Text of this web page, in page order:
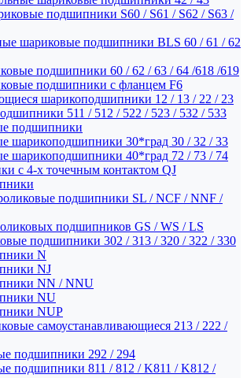
подшипники S60 / S61 / S62 / S63 /
шариковые подшипники BLS 60 / 61 / 62
подшипники 60 / 62 / 63 / 64 /618 /619
подшипники с фланцем F6
шарикоподшипники 12 / 13 / 22 / 23
511 / 512 / 522 / 523 / 532 / 533
подшипники
шарикоподшипники 30*град 30 / 32 / 33
шарикоподшипники 40*град 72 / 73 / 74
с 4-х точечным контактом QJ
подшипники SL / NCF / NNF /
подшипников GS / WS / LS
подшипники 302 / 313 / 320 / 322 / 330
N
NJ
NN / NNU
NU
NUP
самоустанавливающиеся 213 / 222 /
подшипники 292 / 294
подшипники 811 / 812 / K811 / K812 /